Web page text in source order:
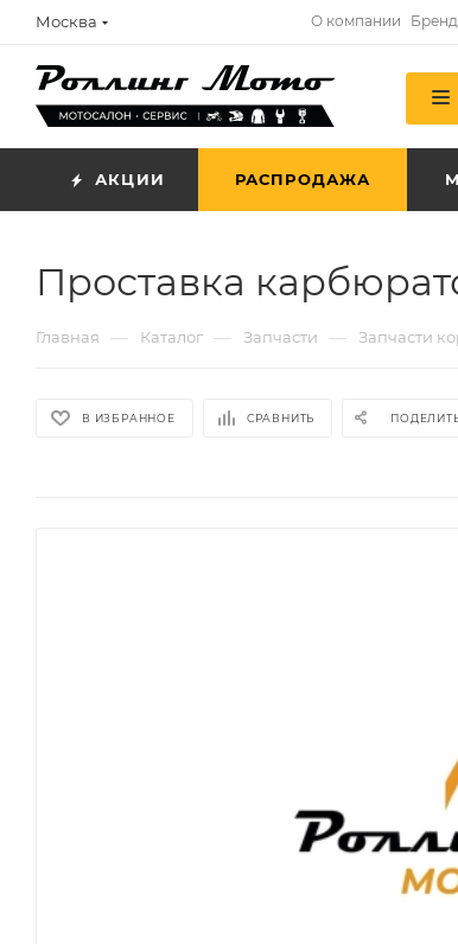
Москва О компании
АКЦИИ РАСПРОДАЖА
Проставка
Главная — Каталог — Запчасти — Запчасти
В ИЗБРАННОЕ СРАВНИТЬ